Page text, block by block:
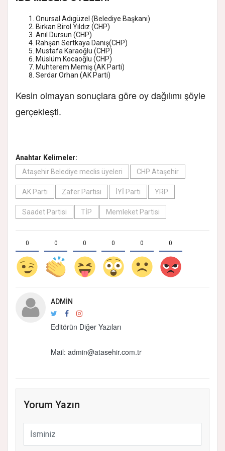
Onursal Adıgüzel (Belediye Başkanı)
Birkan Birol Yıldız (CHP)
Anıl Dursun (CHP)
Rahşan Sertkaya Daniş(CHP)
Mustafa Karaoğlu (CHP)
Müslüm Kocaoğlu (CHP)
Muhterem Memiş (AK Parti)
Serdar Orhan (AK Parti)
Kesin olmayan sonuçlara göre oy dağılımı şöyle
gerçekleşti.
Anahtar Kelimeler:
Ataşehir Belediye meclis üyeleri
CHP Ataşehir
AK Parti Zafer Partisi İYİ Parti YRP
Saadet Partisi TİP Memleket Partisi
0 0 0 0 0 0
ADMIN
Editörün Diğer Yazıları
Mail: admin@atasehir.com.tr
Yorum Yazın